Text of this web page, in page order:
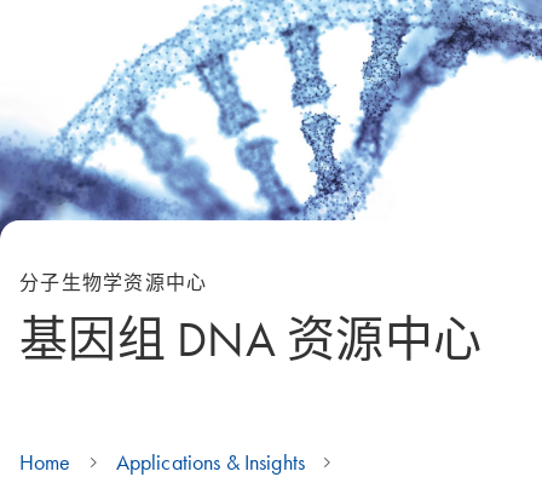
分子生物学资源中心
基因组 DNA 资源中心
Home
Applications & Insights